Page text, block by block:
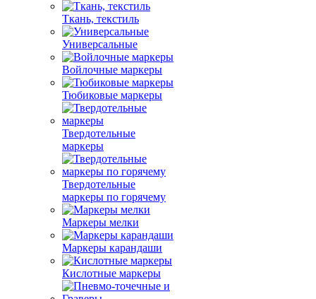
Ткань, текстиль
Универсальные
Войлочные маркеры
Тюбиковые маркеры
Твердотельные
маркеры
Твердотельные
маркеры по горячему
Маркеры мелки
Маркеры карандаши
Кислотные маркеры